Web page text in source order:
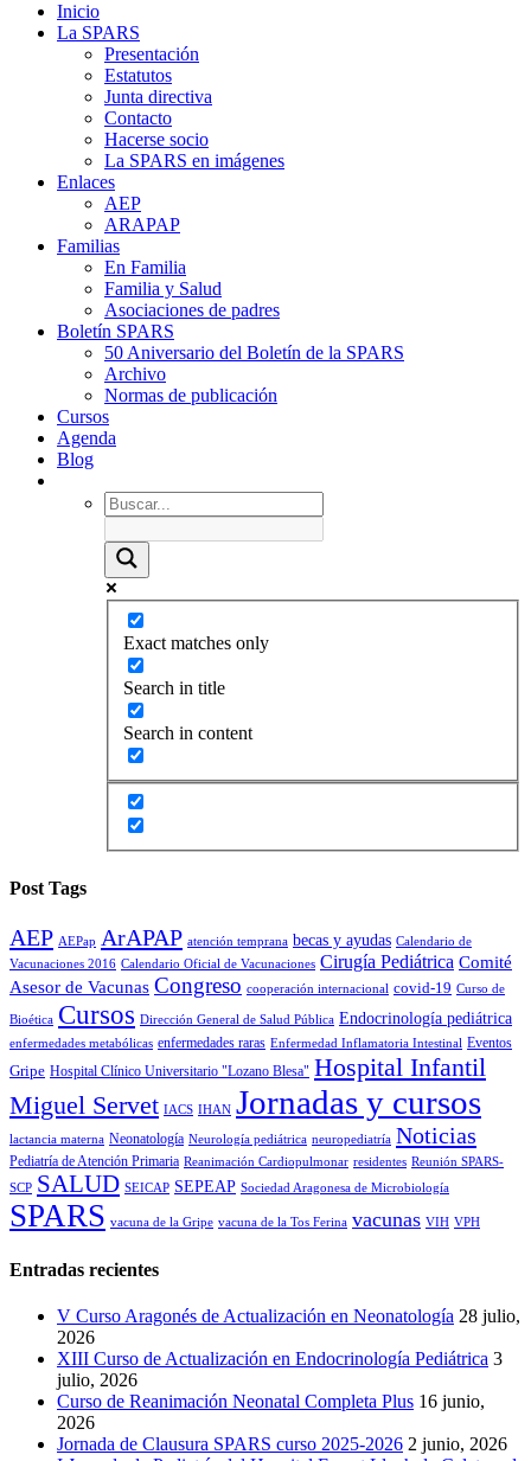
Inicio
La SPARS
Presentación
Estatutos
Junta directiva
Contacto
Hacerse socio
La SPARS en imágenes
Enlaces
AEP
ARAPAP
Familias
En Familia
Familia y Salud
Asociaciones de padres
Boletín SPARS
50 Aniversario del Boletín de la SPARS
Archivo
Normas de publicación
Cursos
Agenda
Blog
Exact matches only
Search in title
Search in content
Post Tags
AEP AEPap ArAPAP atención temprana becas y ayudas Calendario de
Vacunaciones 2016 Calendario Oficial de Vacunaciones Cirugía Pediátrica Comité
Asesor de Vacunas Congreso cooperación internacional covid-19 Curso de
Bioética Cursos Dirección General de Salud Pública Endocrinología pediátrica
enfermedades metabólicas enfermedades raras Enfermedad Inflamatoria Intestinal Eventos
Gripe Hospital Clínico Universitario "Lozano Blesa" Hospital Infantil
Miguel Servet IACS IHAN Jornadas y cursos
lactancia materna Neonatología Neurología pediátrica neuropediatría Noticias
Pediatría de Atención Primaria Reanimación Cardiopulmonar residentes Reunión SPARS-
SCP SALUD SEICAP SEPEAP Sociedad Aragonesa de Microbiología
SPARS vacuna de la Gripe vacuna de la Tos Ferina vacunas VIH VPH
Entradas recientes
V Curso Aragonés de Actualización en Neonatología 28 julio,
2026
XIII Curso de Actualización en Endocrinología Pediátrica 3
julio, 2026
Curso de Reanimación Neonatal Completa Plus 16 junio,
2026
Jornada de Clausura SPARS curso 2025-2026 2 junio, 2026